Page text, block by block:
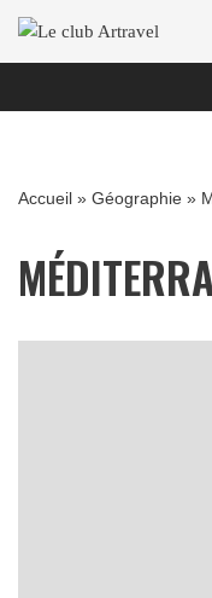
Aller
Accueil » Géographie »